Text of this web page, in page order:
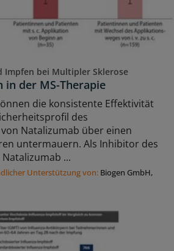
Impfen bei Multipler Sklerose
in der MS-Therapie
die konsistente Effektivität
des
Natalizumab über einen
untermauern. Als Inhibitor des
...
Unterstützung von: Biogen GmbH,